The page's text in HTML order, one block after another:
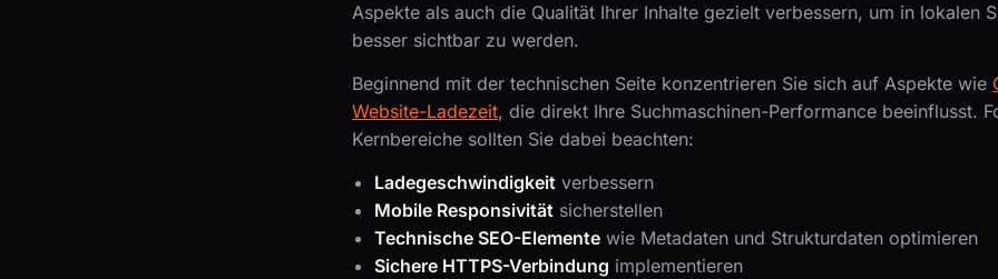
Aspekte als auch die Qualität Ihrer Inhalte gezielt verbessern, um in lokalen
besser sichtbar zu werden.
Beginnend mit der technischen Seite konzentrieren Sie sich auf Aspekte wie
Website-Ladezeit, die direkt Ihre Suchmaschinen-Performance beeinflusst.
Kernbereiche sollten Sie dabei beachten:
Ladegeschwindigkeit verbessern
Mobile Responsivität sicherstellen
Technische SEO-Elemente wie Metadaten und Strukturdaten optimieren
Sichere HTTPS-Verbindung implementieren